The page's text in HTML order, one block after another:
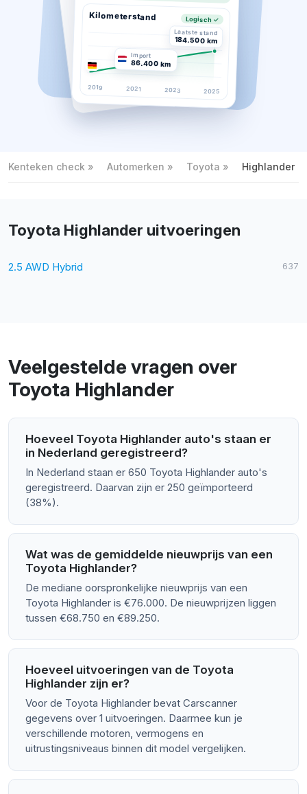
Kilometerstand Logisch ✓
Laatste stand
184.500 km
Import
86.400 km
2019 2021 2023 2025
Kenteken check Automerken Toyota Highlander
Toyota Highlander uitvoeringen
2.5 AWD Hybrid 637
Veelgestelde vragen over
Toyota Highlander
Hoeveel Toyota Highlander auto's staan er
in Nederland geregistreerd?
In Nederland staan er 650 Toyota Highlander auto's
geregistreerd. Daarvan zijn er 250 geïmporteerd
(38%).
Wat was de gemiddelde nieuwprijs van een
Toyota Highlander?
De mediane oorspronkelijke nieuwprijs van een
Toyota Highlander is €76.000. De nieuwprijzen liggen
tussen €68.750 en €89.250.
Hoeveel uitvoeringen van de Toyota
Highlander zijn er?
Voor de Toyota Highlander bevat Carscanner
gegevens over 1 uitvoeringen. Daarmee kun je
verschillende motoren, vermogens en
uitrustingsniveaus binnen dit model vergelijken.